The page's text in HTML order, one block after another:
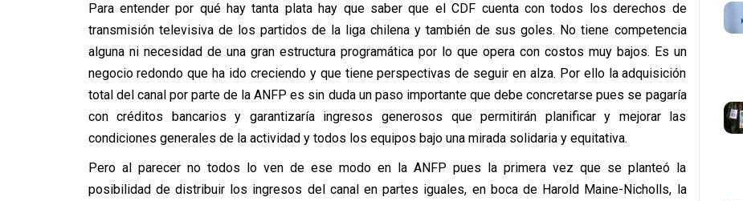
Para entender por qué hay tanta plata hay que saber que el CDF cuenta con todos los derechos de
transmisión televisiva de los partidos de la liga chilena y también de sus goles. No tiene competencia
alguna ni necesidad de una gran estructura programática por lo que opera con costos muy bajos. Es un
negocio redondo que ha ido creciendo y que tiene perspectivas de seguir en alza. Por ello la adquisición
total del canal por parte de la ANFP es sin duda un paso importante que debe concretarse pues se pagaría
con créditos bancarios y garantizaría ingresos generosos que permitirán planificar y mejorar las
condiciones generales de la actividad y todos los equipos bajo una mirada solidaria y equitativa.
Pero al parecer no todos lo ven de ese modo en la ANFP pues la primera vez que se planteó la
posibilidad de distribuir los ingresos del canal en partes iguales, en boca de Harold Maine-Nicholls, la